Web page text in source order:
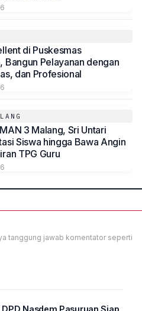
di Puskesmas
dan Profesional
3 Malang, Sri Untari
Siswa hingga Bawa Angin
TPG Guru
tanggung jawab komentator seperti
DPD Nasdem Pasuruan Siap